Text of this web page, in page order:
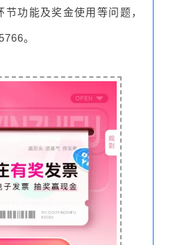
功能及奖金使用等问题，
。